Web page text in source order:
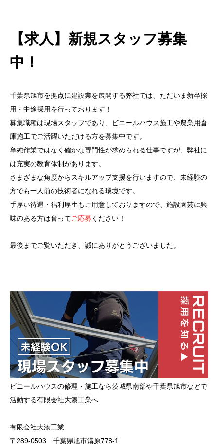
【求人】新規スタッフ募集
中！
千葉県旭市を拠点に建設業を展開する弊社では、ただいま新卒採
用・中途採用を行っております！
募集職種は現場スタッフであり、ビニールハウス施工や農業用倉
庫施工でご活躍いただける方を募集中です。
単純作業ではなく確かな専門性が求められる仕事ですが、弊社に
は充実の教育体制があります。
さまざまな角度からスキルアップ支援を行いますので、未経験の
方でも一人前の技術者になれる環境です。
手厚い待遇・福利厚生もご用意しておりますので、施設園芸に興
味のある方は奮ってご応募 ください！
最後までご覧いただき、誠にありがとうございました。
ビニールハウスの修理・施工なら茨城県南部や千葉県旭市などで
活動する有限会社大湊工業へ
有限会社大湊工業
〒289-0503 千葉県旭市溝原778-1